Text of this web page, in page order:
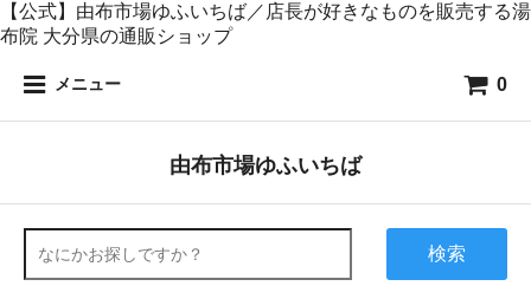
【公式】由布市場ゆふいちば／店長が好きなものを販売する湯
布院 大分県の通販ショップ
メニュー 0
由布市場ゆふいちば
検索